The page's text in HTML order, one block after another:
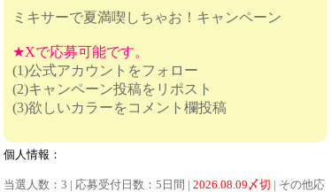
ミキサーで夏満喫しちゃお！キャンペーン
★Xで応募可能です。
(1)公式アカウントをフォロー
(2)キャンペーン投稿をリポスト
(3)欲しいカラーをコメント欄投稿
個人情報：
当選人数：3 | 応募受付日数：5日間 | 2026.08.09〆切 | その他応